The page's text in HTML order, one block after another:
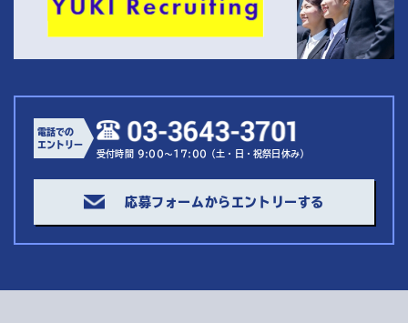
電話での
エントリー
受付時間 9:00～17:00（土・日・祝祭日休み）
応募フォームからエントリーする